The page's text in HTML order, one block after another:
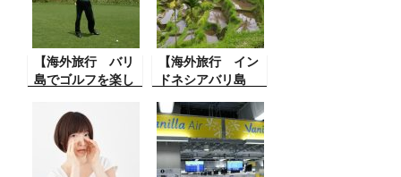
【海外旅行 バリ
島でゴルフを楽し
ルフを楽しみまし
た。少し風がある
日でしたけど海岸
端の大変景色の良
【海外旅行 イン
ドネシアバリ島
ステラス】バリ島
の見どころと言っ
たらテガララン・
ライステラスです